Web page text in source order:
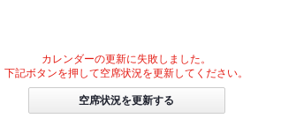
カレンダーの更新に失敗しました。
下記ボタンを押して空席状況を更新してください。
空席状況を更新する